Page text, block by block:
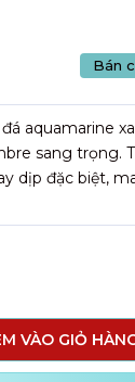
Bán
aquamarine
sang trọng.
dịp đặc biệt,
VÀO GIỎ